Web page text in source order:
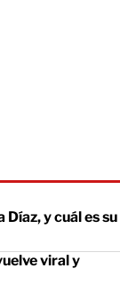
y cuál es su
viral y